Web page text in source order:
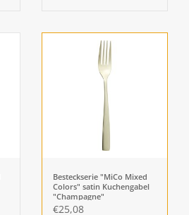
Besteckserie "MiCo Mixed
Colors" satin Kuchengabel
"Champagne"
€25,08